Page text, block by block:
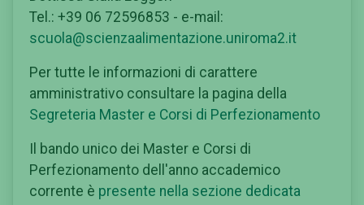
Tel.: +39 06 72596853 - e-mail:
scuola@scienzaalimentazione.uniroma2.it
Per tutte le informazioni di carattere
amministrativo consultare la pagina della
Segreteria Master e Corsi di Perfezionamento
Il bando unico dei Master e Corsi di
Perfezionamento dell'anno accademico
corrente è presente nella sezione dedicata